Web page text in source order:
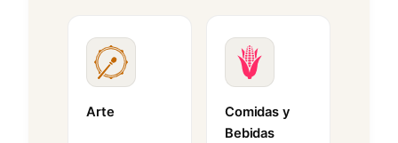
Arte
Comidas y
Bebidas